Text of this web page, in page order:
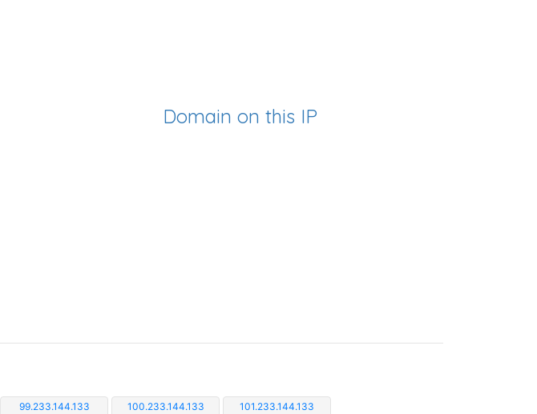
Domain on this IP
99.233.144.133 100.233.144.133 101.233.144.133